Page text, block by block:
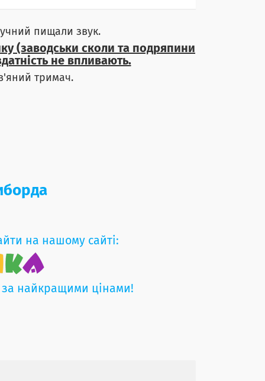
пищали звук.
(заводськи сколи та подряпини
не впливають.
тримач.
на нашому сайті:
найкращими цінами!